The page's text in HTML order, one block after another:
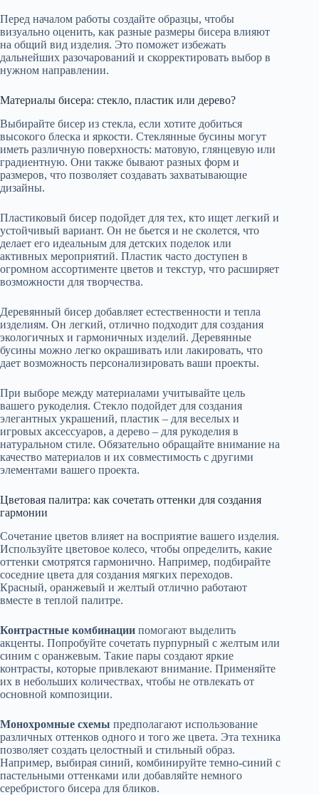
Перед началом работы создайте образцы, чтобы
визуально оценить, как разные размеры бисера влияют
на общий вид изделия. Это поможет избежать
дальнейших разочарований и скорректировать выбор в
нужном направлении.
Материалы бисера: стекло, пластик или дерево?
Выбирайте бисер из стекла, если хотите добиться
высокого блеска и яркости. Стеклянные бусины могут
иметь различную поверхность: матовую, глянцевую или
градиентную. Они также бывают разных форм и
размеров, что позволяет создавать захватывающие
дизайны.
Пластиковый бисер подойдет для тех, кто ищет легкий и
устойчивый вариант. Он не бьется и не сколется, что
делает его идеальным для детских поделок или
активных мероприятий. Пластик часто доступен в
огромном ассортименте цветов и текстур, что расширяет
возможности для творчества.
Деревянный бисер добавляет естественности и тепла
изделиям. Он легкий, отлично подходит для создания
экологичных и гармоничных изделий. Деревянные
бусины можно легко окрашивать или лакировать, что
дает возможность персонализировать ваши проекты.
При выборе между материалами учитывайте цель
вашего рукоделия. Стекло подойдет для создания
элегантных украшений, пластик – для веселых и
игровых аксессуаров, а дерево – для рукоделия в
натуральном стиле. Обязательно обращайте внимание на
качество материалов и их совместимость с другими
элементами вашего проекта.
Цветовая палитра: как сочетать оттенки для создания
гармонии
Сочетание цветов влияет на восприятие вашего изделия.
Используйте цветовое колесо, чтобы определить, какие
оттенки смотрятся гармонично. Например, подбирайте
соседние цвета для создания мягких переходов.
Красный, оранжевый и желтый отлично работают
вместе в теплой палитре.
Контрастные комбинации помогают выделить
акценты. Попробуйте сочетать пурпурный с желтым или
синим с оранжевым. Такие пары создают яркие
контрасты, которые привлекают внимание. Применяйте
их в небольших количествах, чтобы не отвлекать от
основной композиции.
Монохромные схемы предполагают использование
различных оттенков одного и того же цвета. Эта техника
позволяет создать целостный и стильный образ.
Например, выбирая синий, комбинируйте темно-синий с
пастельными оттенками или добавляйте немного
серебристого бисера для бликов.